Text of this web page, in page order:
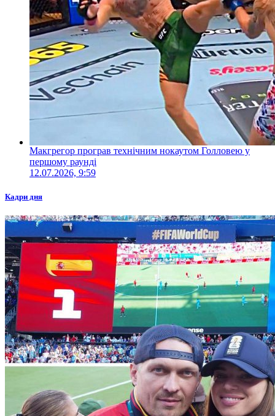
Макгрегор програв технічним нокаутом Голловею у
першому раунді
12.07.2026, 9:59
Кадри дня